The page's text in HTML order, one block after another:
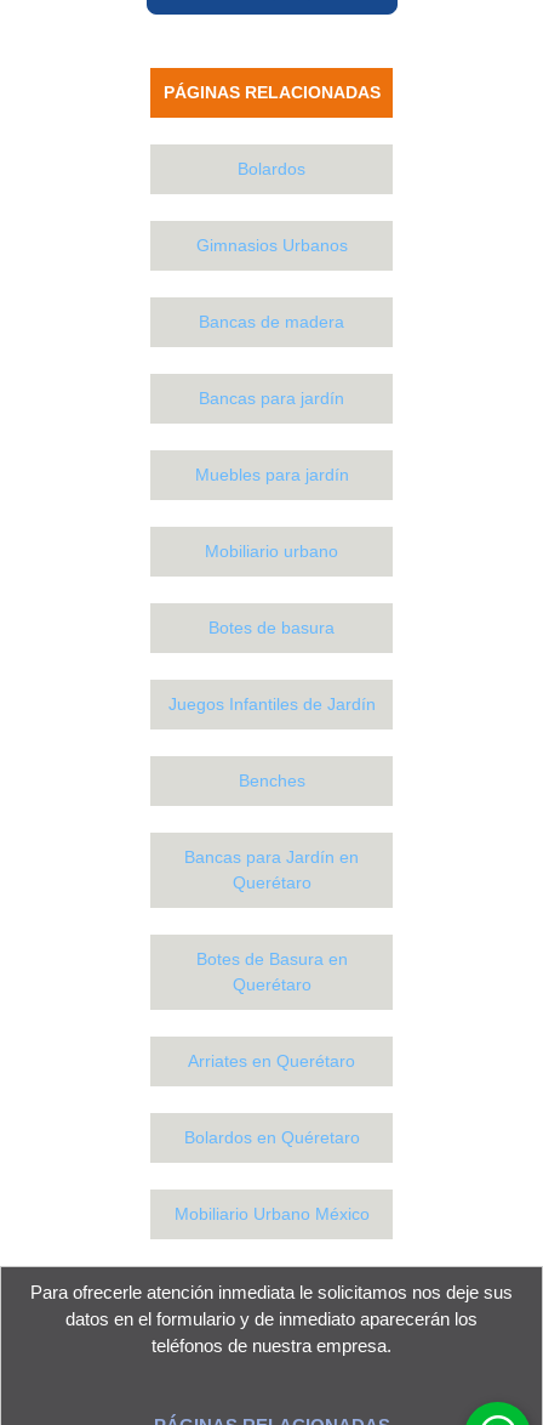
PÁGINAS RELACIONADAS
Bolardos
Gimnasios Urbanos
Bancas de madera
Bancas para jardín
Muebles para jardín
Mobiliario urbano
Botes de basura
Juegos Infantiles de Jardín
Benches
Bancas para Jardín en
Querétaro
Botes de Basura en
Querétaro
Arriates en Querétaro
Bolardos en Quéretaro
Mobiliario Urbano México
Para ofrecerle atención inmediata le solicitamos nos deje sus
datos en el formulario y de inmediato aparecerán los
teléfonos de nuestra empresa.